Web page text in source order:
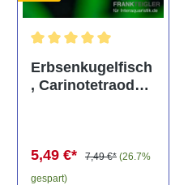
Erbsenkugelfisch
, Carinotetraodon
5,49 €* 7,49 €* (26.7%
gespart)